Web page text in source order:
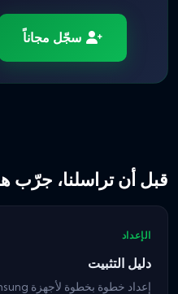
سجّل مجاناً
قبل أن تراسلنا، جرّب
الإعداد
دليل التثبيت